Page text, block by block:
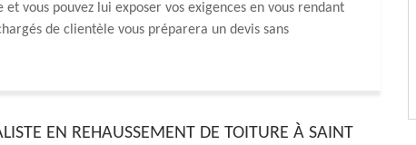
vous pouvez lui exposer vos exigences en vous rendant
de clientèle vous préparera un devis sans
EN REHAUSSEMENT DE TOITURE À SAINT